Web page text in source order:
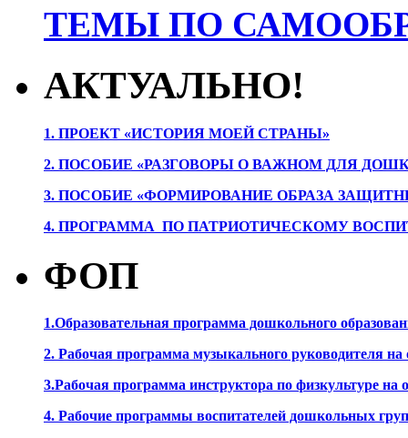
ТЕМЫ ПО
АКТУАЛЬНО!
1. ПРОЕКТ «ИСТОРИЯ МОЕЙ СТРАНЫ»
2. ПОСОБИЕ «РАЗГОВОРЫ О ВАЖНОМ ДЛЯ
3. ПОСОБИЕ «ФОРМИРОВАНИЕ ОБРАЗА
4. ПРОГРАММА ПО ПАТРИОТИЧЕСКОМУ
ФОП
1.Образовательная программа дошкольного
2. Рабочая программа музыкального руководителя
3.Рабочая программа инструктора по физкультуре
4. Рабочие программы воспитателей дошкольных